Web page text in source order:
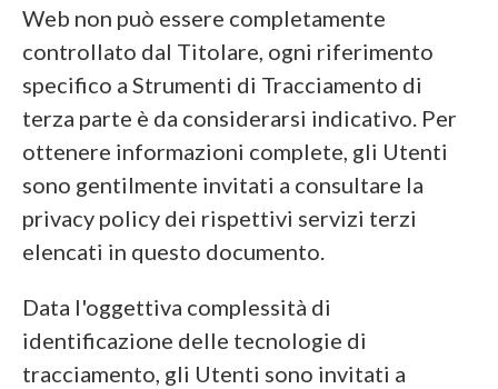
Web non può essere completamente
controllato dal Titolare, ogni riferimento
specifico a Strumenti di Tracciamento di
terza parte è da considerarsi indicativo. Per
ottenere informazioni complete, gli Utenti
sono gentilmente invitati a consultare la
privacy policy dei rispettivi servizi terzi
elencati in questo documento.
Data l'oggettiva complessità di
identificazione delle tecnologie di
tracciamento, gli Utenti sono invitati a